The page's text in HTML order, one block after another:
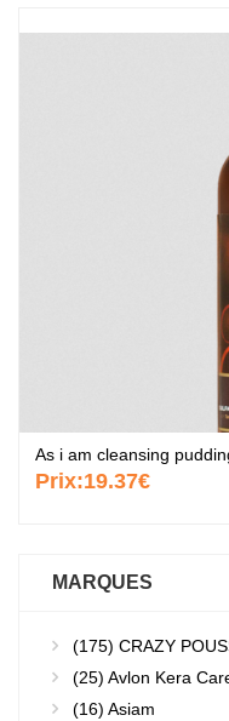
As i am cleansing
Prix:19.37€
MARQUES
(175) CRAZY
(25) Avlon Kera
(16) Asiam